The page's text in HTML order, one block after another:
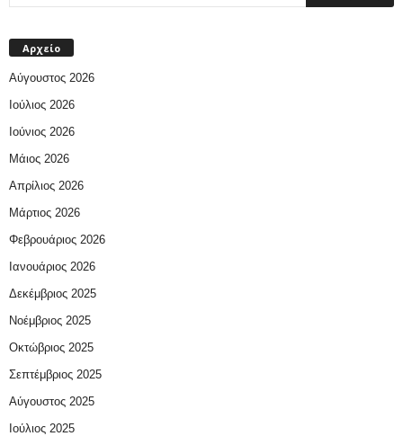
Αρχείο
Αύγουστος 2026
Ιούλιος 2026
Ιούνιος 2026
Μάιος 2026
Απρίλιος 2026
Μάρτιος 2026
Φεβρουάριος 2026
Ιανουάριος 2026
Δεκέμβριος 2025
Νοέμβριος 2025
Οκτώβριος 2025
Σεπτέμβριος 2025
Αύγουστος 2025
Ιούλιος 2025